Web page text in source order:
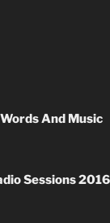
And Music
Sessions